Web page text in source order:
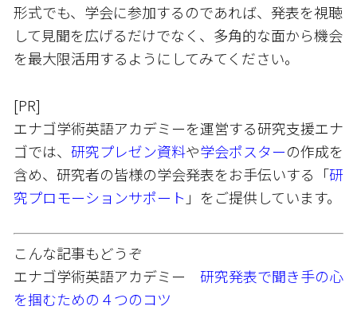
形式でも、学会に参加するのであれば、発表を視聴
して見聞を広げるだけでなく、多角的な面から機会
を最大限活用するようにしてみてください。
[PR]
エナゴ学術英語アカデミーを運営する研究支援エナ
ゴでは、 研究プレゼン資料や学会ポスターの作成を
含め、研究者の皆様の学会発表をお手伝いする「研
究プロモーションサポート 」をご提供しています。
こんな記事もどうぞ
エナゴ学術英語アカデミー 研究発表で聞き手の心
を掴むための４つのコツ